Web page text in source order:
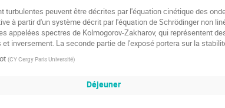
turbulentes peuvent être décrites par l'équation cinétique des
à partir d'un système décrit par l'équation de Schrödinger non
appelées spectres de Kolmogorov-Zakharov, qui représentent
inversement. La seconde partie de l'exposé portera sur la
(CY Cergy Paris Université)
Déjeuner